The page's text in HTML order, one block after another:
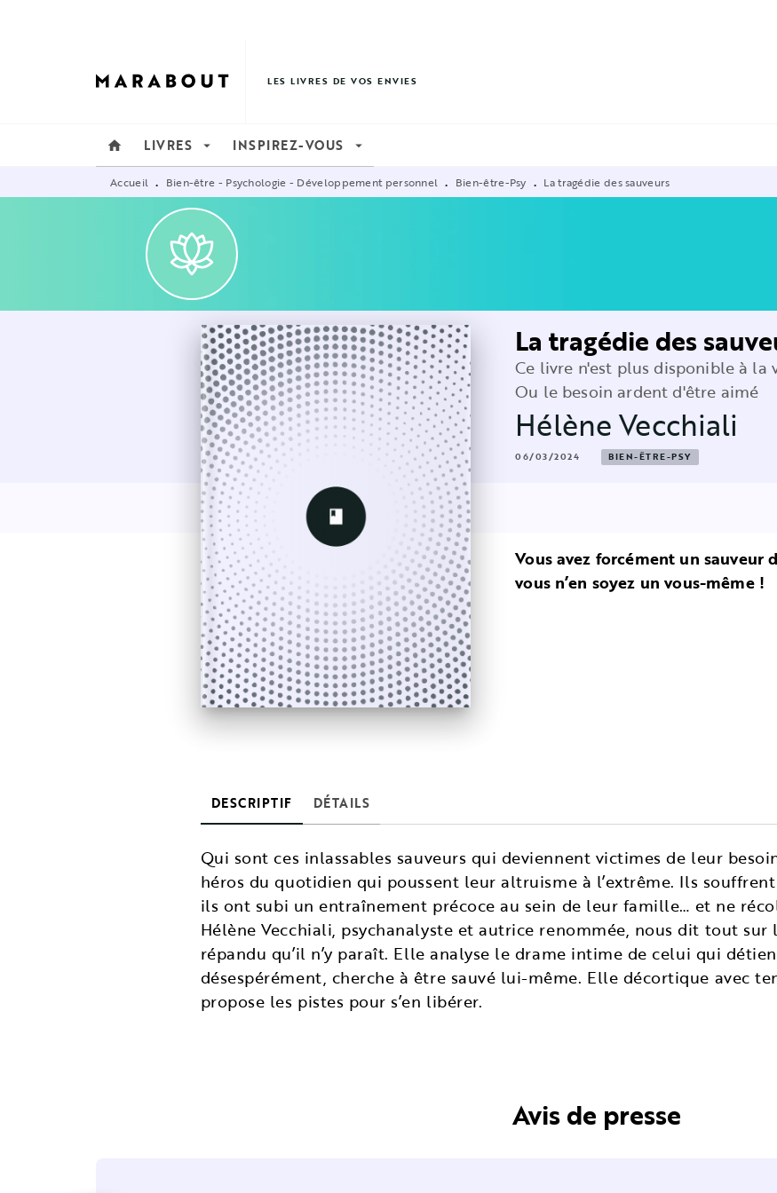
LES LIVRES DE VOS ENVIES
home LIVRES arrow_drop_down INSPIREZ-VOUS arrow_drop_down
Accueil • Bien-être - Psychologie - Développement personnel • Bien-être-Psy • La tragédie des sauveurs
La tragédie des
Ce livre n'est plus disponible à la
Ou le besoin ardent d'être aimé
Hélène Vecchiali
06/03/2024 BIEN-ÊTRE-PSY
Vous avez forcément un
vous n’en soyez un vous-même !
DESCRIPTIF DÉTAILS
Qui sont ces inlassables sauveurs qui deviennent victimes de leur
héros du quotidien qui poussent leur altruisme à l’extrême. Ils
ils ont subi un entraînement précoce au sein de leur famille… et ne
Hélène Vecchiali, psychanalyste et autrice renommée, nous dit tout sur
répandu qu’il n’y paraît. Elle analyse le drame intime de celui qui
désespérément, cherche à être sauvé lui-même. Elle décortique avec
propose les pistes pour s’en libérer.
Avis de presse